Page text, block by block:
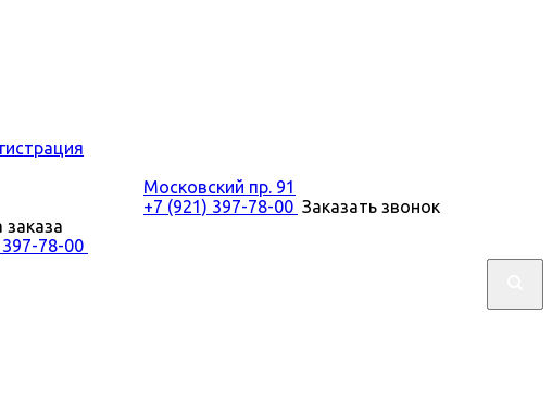
заказа
397-78-00
Московский пр. 91
+7 (921) 397-78-00 Заказать звонок